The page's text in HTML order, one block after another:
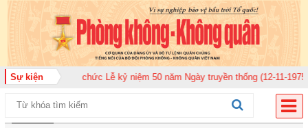
Sự kiện
tổ chức Lễ kỷ niệm 50 năm Ngày truyền thống (12-11-1975/12-11-2025)